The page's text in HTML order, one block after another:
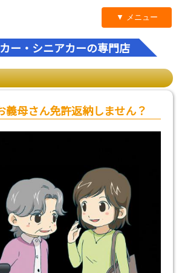
ー・シニアカーの専門店
義母さん免許返納しません？
▼ メニュー